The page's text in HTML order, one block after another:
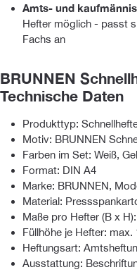
Amts- und
Hefter möglich - passt
Fachs an
BRUNNEN
Technische Daten
Produkttyp:
Motiv: BRUNNEN
Farben im Set: Weiß,
Format: DIN A4
Marke: BRUNNEN,
Material:
Maße pro Hefter (B x
Füllhöhe je Hefter:
Heftungsart:
Ausstattung: